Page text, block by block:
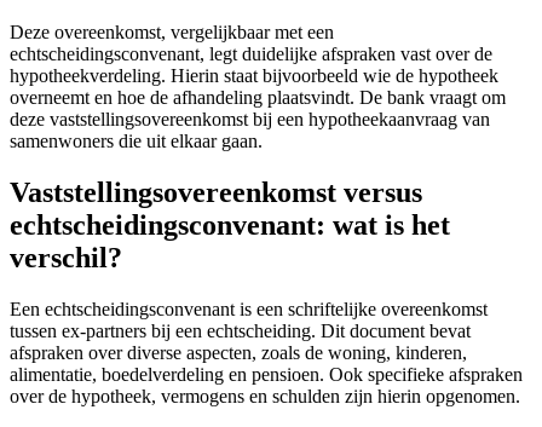
Deze overeenkomst, vergelijkbaar met een
echtscheidingsconvenant, legt duidelijke afspraken vast over de
hypotheekverdeling. Hierin staat bijvoorbeeld wie de hypotheek
overneemt en hoe de afhandeling plaatsvindt. De bank vraagt om
deze vaststellingsovereenkomst bij een hypotheekaanvraag van
samenwoners die uit elkaar gaan.
Vaststellingsovereenkomst versus
echtscheidingsconvenant: wat is het
verschil?
Een echtscheidingsconvenant is een schriftelijke overeenkomst
tussen ex-partners bij een echtscheiding. Dit document bevat
afspraken over diverse aspecten, zoals de woning, kinderen,
alimentatie, boedelverdeling en pensioen. Ook specifieke afspraken
over de hypotheek, vermogens en schulden zijn hierin opgenomen.